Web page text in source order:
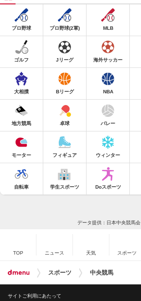
プロ野球 プロ野球(2軍) MLB
ゴルフ Jリーグ 海外サッカー
大相撲 Bリーグ NBA
地方競馬 卓球 バレー
モーター フィギュア ウィンター
自転車 学生スポーツ Doスポーツ
データ提供：日本中央競馬会
TOP ニュース 天気 スポーツ
スポーツ 中央競馬
サイトご利用にあたって